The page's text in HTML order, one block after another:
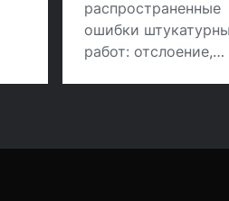
распространенные
ошибки
работ: отслоение,